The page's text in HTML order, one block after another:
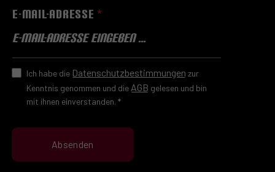
E-MAIL-ADRESSE *
Ich habe die Datenschutzbestimmungen zur
Kenntnis genommen und die AGB gelesen und bin
mit ihnen einverstanden. *
Absenden